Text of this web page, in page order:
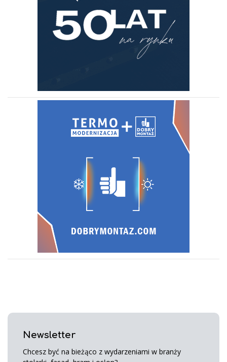
Newsletter
Chcesz być na bieżąco z wydarzeniami w branży